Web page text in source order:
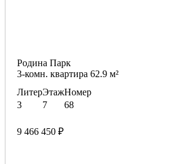
Родина Парк
3-комн. квартира 62.9 м²
Литер
3
Этаж
7
Номер
68
9 466 450 ₽